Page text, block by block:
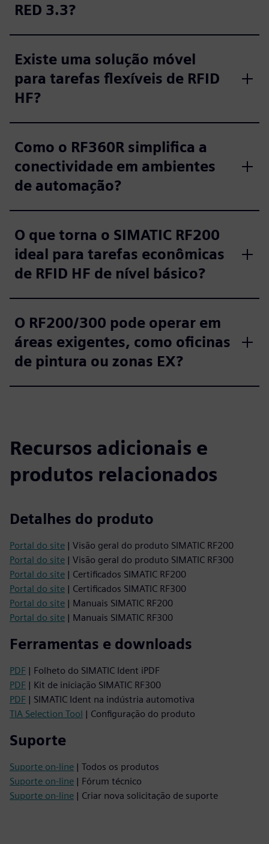
RED 3.3?
Existe uma solução móvel
para tarefas flexíveis de RFID
HF?
Como o RF360R simplifica a
conectividade em ambientes
de automação?
O que torna o SIMATIC RF200
ideal para tarefas econômicas
de RFID HF de nível básico?
O RF200/300 pode operar em
áreas exigentes, como oficinas
de pintura ou zonas EX?
Recursos adicionais e
produtos relacionados
Detalhes do produto
Portal do site | Visão geral do produto SIMATIC RF200
Portal do site | Visão geral do produto SIMATIC RF300
Portal do site | Certificados SIMATIC RF200
Portal do site | Certificados SIMATIC RF300
Portal do site | Manuais SIMATIC RF200
Portal do site | Manuais SIMATIC RF300
Ferramentas e downloads
PDF | Folheto do SIMATIC Ident iPDF
PDF | Kit de iniciação SIMATIC RF300
PDF | SIMATIC Ident na indústria automotiva
TIA Selection Tool | Configuração do produto
Suporte
Suporte on-line | Todos os produtos
Suporte on-line | Fórum técnico
Suporte on-line | Criar nova solicitação de suporte